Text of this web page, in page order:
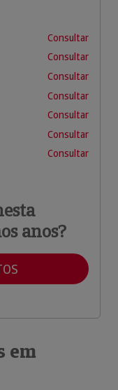
Consultar
Consultar
Consultar
Consultar
Consultar
Consultar
Consultar
anos?
em